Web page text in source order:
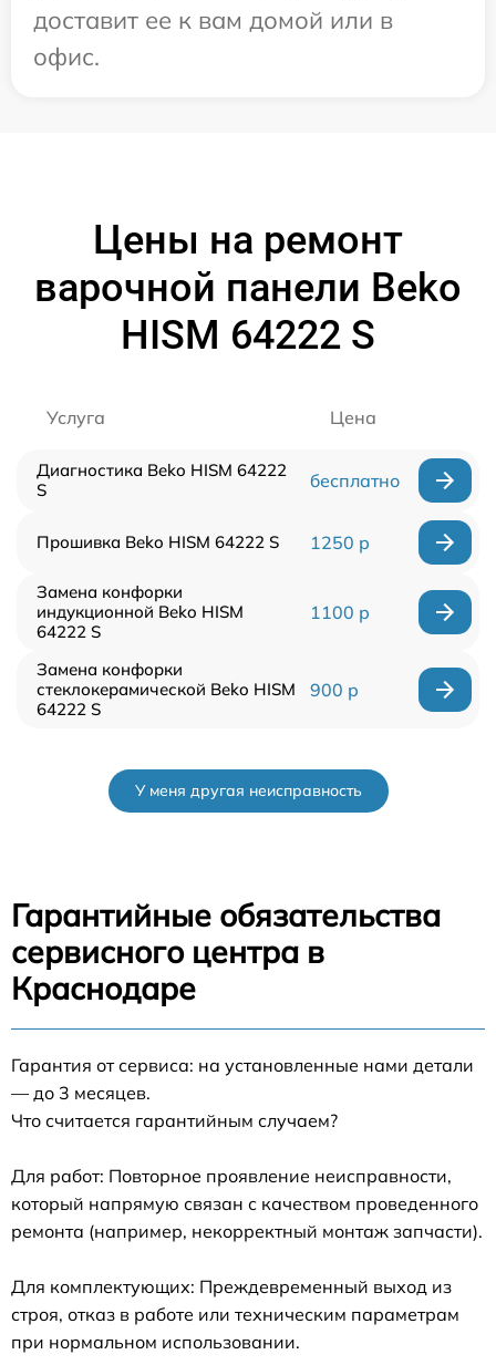
доставит ее к вам домой или в
офис.
Цены на ремонт
варочной панели Beko
HISM 64222 S
Услуга Цена
Диагностика Beko HISM 64222
S
бесплатно
Прошивка Beko HISM 64222 S 1250 р
Замена конфорки
индукционной Beko HISM
64222 S
1100 р
Замена конфорки
стеклокерамической Beko HISM
64222 S
900 р
У меня другая неисправность
Гарантийные обязательства
сервисного центра в
Краснодаре
Гарантия от сервиса: на установленные нами детали
— до 3 месяцев.
Что считается гарантийным случаем?
Для работ: Повторное проявление неисправности,
который напрямую связан с качеством проведенного
ремонта (например, некорректный монтаж запчасти).
Для комплектующих: Преждевременный выход из
строя, отказ в работе или техническим параметрам
при нормальном использовании.